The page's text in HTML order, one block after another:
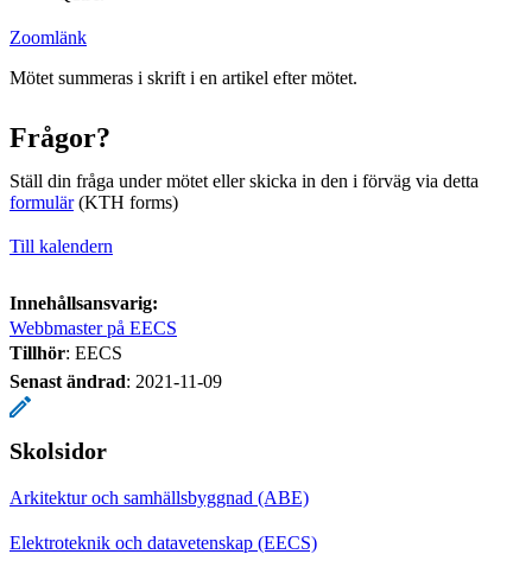
Zoomlänk
Mötet summeras i skrift i en artikel efter mötet.
Frågor?
Ställ din fråga under mötet eller skicka in den i förväg via detta
formulär(KTH forms)
Till kalendern
Innehållsansvarig:
Webbmaster på EECS
Tillhör: EECS
Senast ändrad: 2021-11-09
Skolsidor
Arkitektur och samhällsbyggnad (ABE)
Elektroteknik och datavetenskap (EECS)